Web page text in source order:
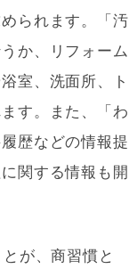
られます。「汚
か、
リフォーム
室、洗面所、ト
す。また、「わ
歴などの情報提
関する情報も開
が、商習慣と